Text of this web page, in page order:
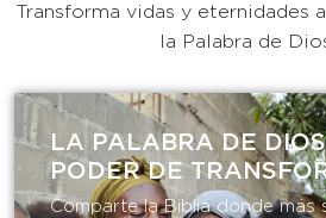
Transforma vidas y eternidades
la Palabra de
LA PALABRA DE
PODER DE
Comparte la Biblia donde más